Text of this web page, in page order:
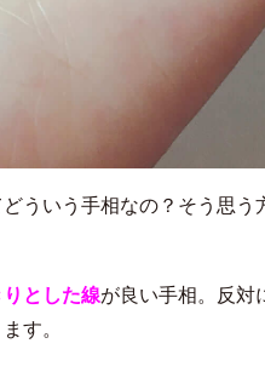
ういう手相なの？そう思う
とした線が良い手相。反対
す。